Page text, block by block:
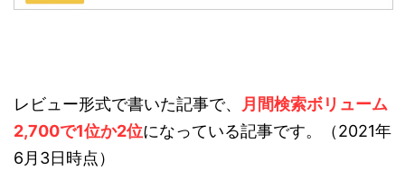
レビュー形式で書いた記事で、 月間検索ボリューム
2,700で1位か2位になっている記事です。（2021年
6月3日時点）